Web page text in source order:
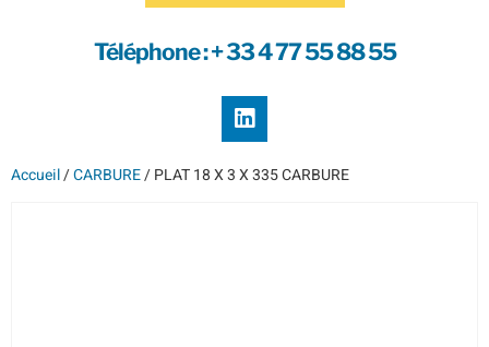
Téléphone : + 33 4 77 55 88 55
Accueil/CARBURE/ PLAT 18 X 3 X 335 CARBURE